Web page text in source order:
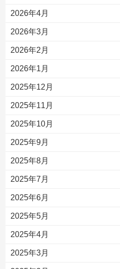
2026年4月
2026年3月
2026年2月
2026年1月
2025年12月
2025年11月
2025年10月
2025年9月
2025年8月
2025年7月
2025年6月
2025年5月
2025年4月
2025年3月